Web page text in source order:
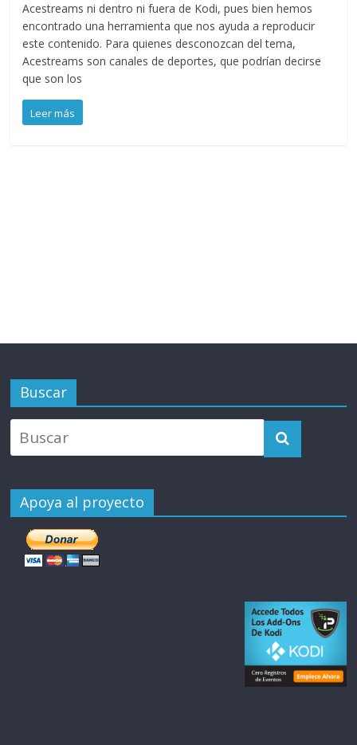
Acestreams ni dentro ni fuera de Kodi, pues bien hemos
encontrado una herramienta que nos ayuda a reproducir
este contenido. Para quienes desconozcan del tema,
Acestreams son canales de deportes, que podrían decirse
que son los
Leer más
Buscar
Apoya al proyecto